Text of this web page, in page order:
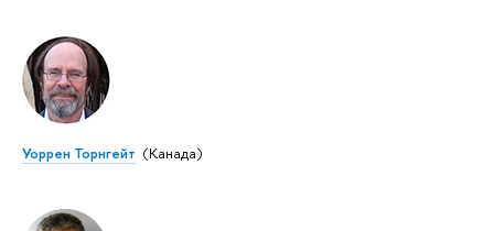
Уоррен Торнгейт (Канада)